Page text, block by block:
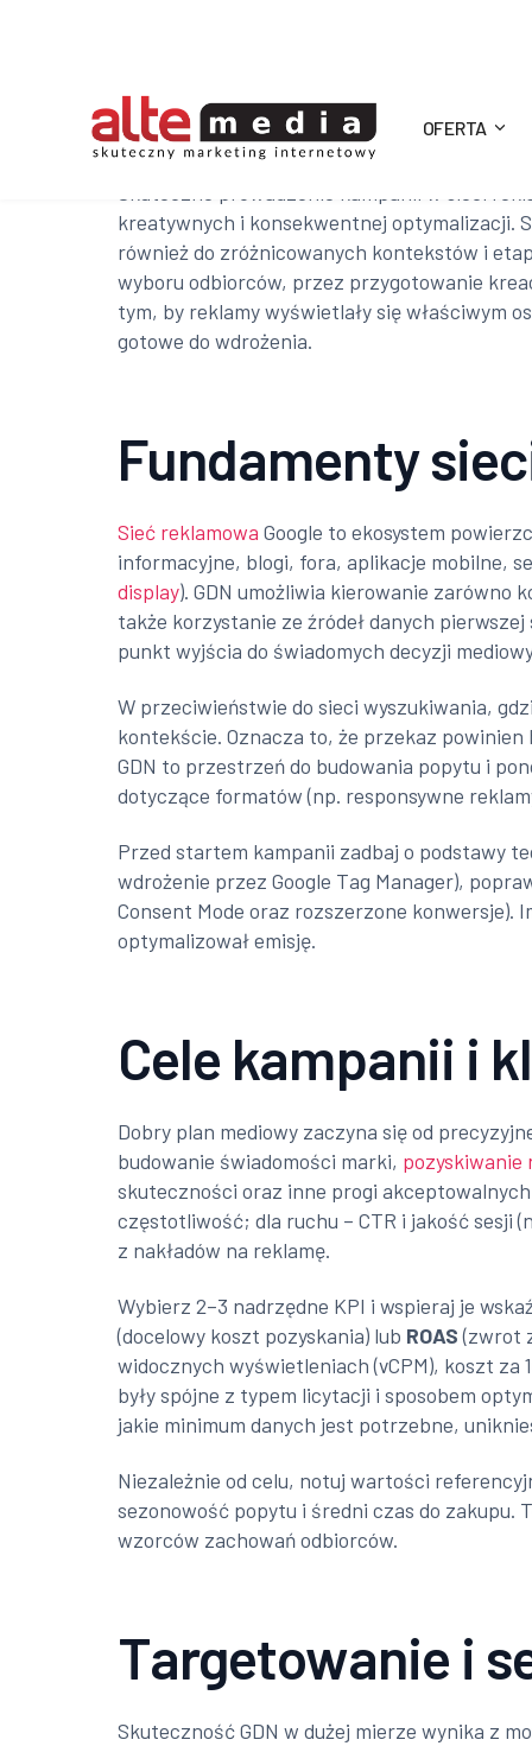
Alte
Media
OFERTA
Skuteczne prowadzenie kampanii w sieci
kreatywnych i konsekwentnej optymalizacji.
również do zróżnicowanych kontekstów i
wyboru odbiorców, przez przygotowanie
tym, by reklamy wyświetlały się właściwym
gotowe do wdrożenia.
Fundamenty
Sieć reklamowa Google to ekosystem
informacyjne, blogi, fora, aplikacje mobilne,
display). GDN umożliwia kierowanie
także korzystanie ze źródeł danych
punkt wyjścia do świadomych decyzji
W przeciwieństwie do sieci wyszukiwania,
kontekście. Oznacza to, że przekaz
GDN to przestrzeń do budowania popytu i
dotyczące formatów (np. responsywne
Przed startem kampanii zadbaj o podstawy
wdrożenie przez Google Tag Manager),
Consent Mode oraz rozszerzone
optymalizował emisję.
Cele kampanii i
Dobry plan mediowy zaczyna się od
budowanie świadomości marki, pozyskiwanie
skuteczności oraz inne progi
częstotliwość; dla ruchu – CTR i jakość sesji
z nakładów na reklamę.
Wybierz 2–3 nadrzędne KPI i wspieraj je
(docelowy koszt pozyskania) lub ROAS(zwrot
widocznych wyświetleniach (vCPM), koszt
były spójne z typem licytacji i sposobem
jakie minimum danych jest potrzebne,
Niezależnie od celu, notuj wartości
sezonowość popytu i średni czas do
wzorców zachowań odbiorców.
Targetowanie i
Skuteczność GDN w dużej mierze wynika z